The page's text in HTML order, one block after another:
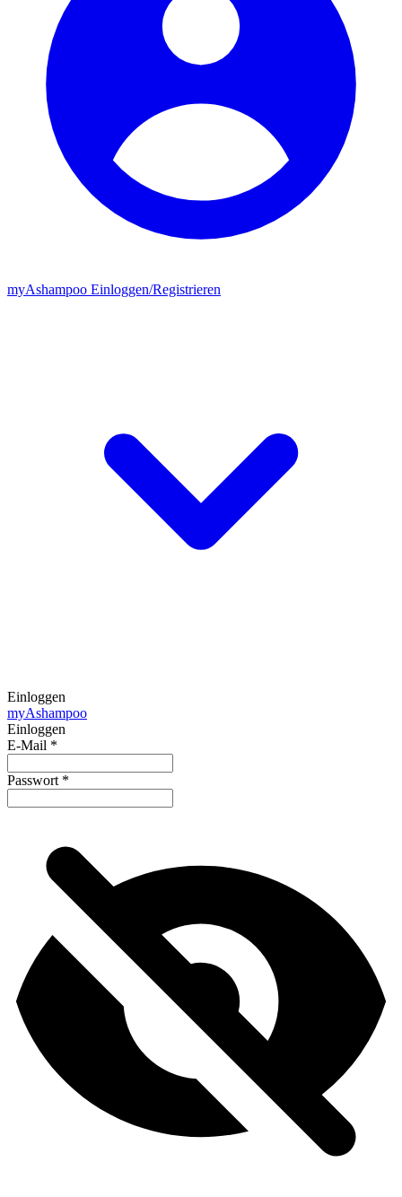
myAshampoo Einloggen/Registrieren
Einloggen
myAshampoo
Einloggen
E-Mail *
Passwort *